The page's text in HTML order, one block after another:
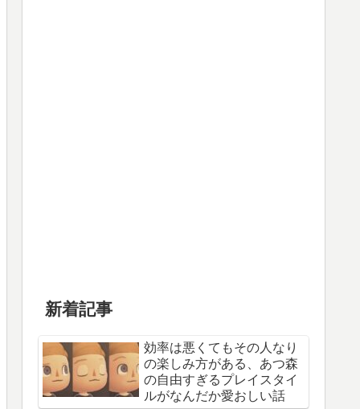
新着記事
効率は悪くてもその人なり
の楽しみ方がある、あつ森
の自由すぎるプレイスタイ
ルがなんだか愛おしい話